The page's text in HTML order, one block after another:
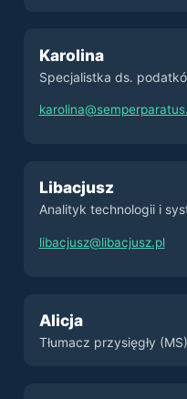
Karolina
Specjalistka ds.
Libacjusz
Analityk technologii i
libacjusz@libacjusz.pl
Alicja
Tłumacz przysięgły (MS)